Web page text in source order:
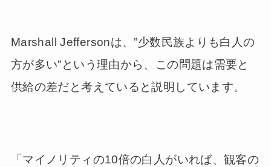
Marshall Jeffersonは、”少数民族よりも白人の
方が多い”という理由から、この問題は需要と
供給の差だと考えていると説明しています。
「マイノリティの10倍の白人がいれば、観客の